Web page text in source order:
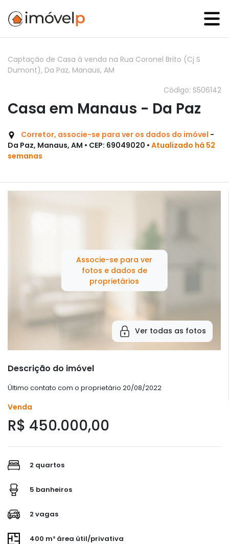
Captação de Casa à venda na Rua Coronel Brito (Cj S
Dumont), Da Paz, Manaus, AM
Código: S506142
Casa em Manaus - Da Paz
Corretor, associe-se para ver os dados do imóvel -
Da Paz, Manaus, AM • CEP: 69049020 • Atualizado há 52
semanas
Associe-se para ver
fotos e dados de
proprietários
Ver todas as fotos
Descrição do imóvel
Último contato com o proprietário 20/08/2022
Venda
R$ 450.000,00
2 quartos
5 banheiros
2 vagas
400 m² área útil/privativa